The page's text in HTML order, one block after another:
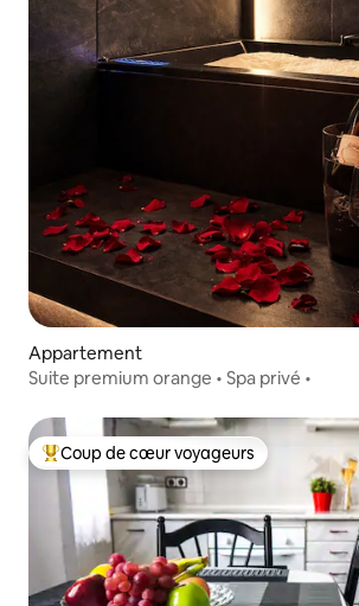
Appartement
Suite premium orange • Spa privé •
Coups de cœur voyageurs les plus
Coup de cœur voyageurs